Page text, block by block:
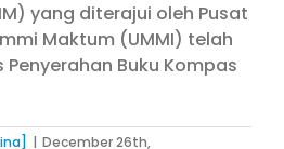
yang diterajui oleh Pusat
Maktum (UMMI) telah
Buku Kompas
| December 26th,